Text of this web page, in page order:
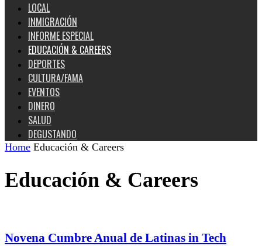
LOCAL
INMIGRACIÓN
INFORME ESPECIAL
EDUCACIÓN & CAREERS
DEPORTES
CULTURA/FAMA
EVENTOS
DINERO
SALUD
DEGUSTANDO
Home Educación & Careers
Educación & Careers
Novena Cumbre Anual de Latinas in Tech